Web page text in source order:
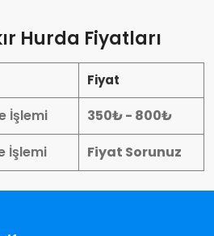
Hurda Fiyatları
Fiyat
İşlemi
350₺ - 800₺
İşlemi
Fiyat Sorunuz